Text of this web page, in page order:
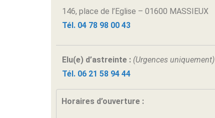
146, place de l’Eglise – 01600 MASSIEUX
Tél. 04 78 98 00 43
Elu(e) d’astreinte : (Urgences uniquement)
Tél. 06 21 58 94 44
Horaires d’ouverture :